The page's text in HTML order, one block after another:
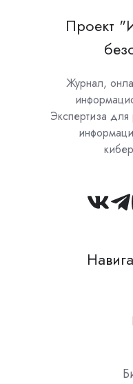
Проект
Журнал,
Экспертиза